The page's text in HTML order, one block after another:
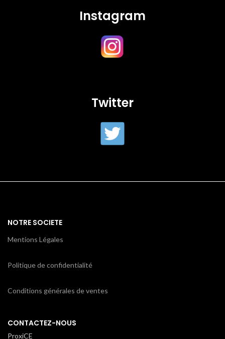
Instagram
Twitter
NOTRE SOCIETE
Mentions Légales
Politique de confidentialité
Conditions générales de ventes
CONTACTEZ-NOUS
ProxiCE